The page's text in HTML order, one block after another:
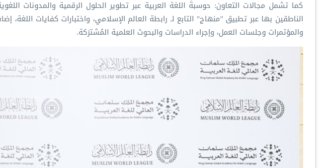
‏كما تشمل مجالات التعاون: حوسبةَ اللغة العربية عبر تطوير الحلول الرقمية والمدونات
الناطقين بها عبر تطبيق "منهاج" التابع لـ ⁧‫رابطة العالم الإسلامي‬⁩، واختبارات كفايات اللغة،
والمؤتمرات وجلسات العمل، وإجراء الدراسات والبحوث العلمية المُشترَكة.